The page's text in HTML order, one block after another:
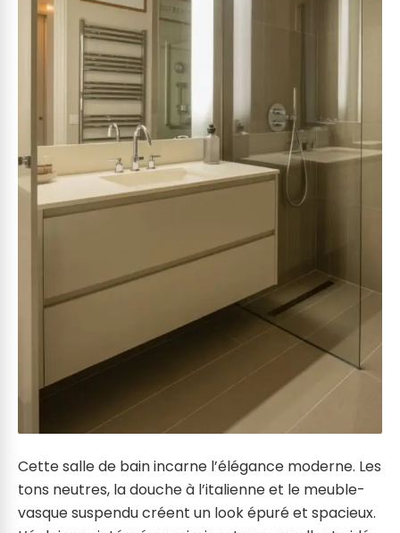
Cette salle de bain incarne l’élégance moderne. Les
tons neutres, la douche à l’italienne et le meuble-
vasque suspendu créent un look épuré et spacieux.